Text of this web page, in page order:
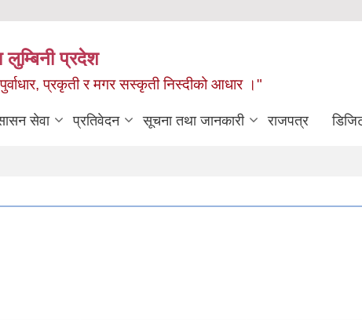
लुम्बिनी प्रदेश
प्रकृती र मगर सस्कृती निस्दीको आधार ।"
सेवा प्रतिवेदन सूचना तथा जानकारी राजपत्र